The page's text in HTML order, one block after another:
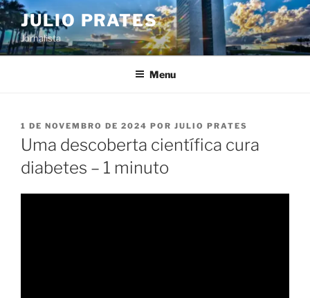
Pular
para
o
conteúdo
JULIO PRATES
Jornalista
Menu
PUBLICADO
EM
1 DE NOVEMBRO DE 2024 POR JULIO PRATES
Uma descoberta científica cura
diabetes – 1 minuto